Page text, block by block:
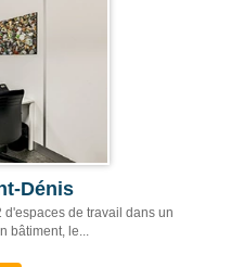
Dénis
de travail dans un
bâtiment, le...